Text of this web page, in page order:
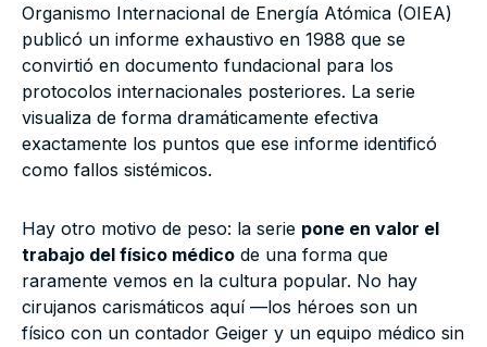
Organismo Internacional de Energía Atómica (OIEA)
publicó un informe exhaustivo en 1988 que se
convirtió en documento fundacional para los
protocolos internacionales posteriores. La serie
visualiza de forma dramáticamente efectiva
exactamente los puntos que ese informe identificó
como fallos sistémicos.
Hay otro motivo de peso: la serie pone en valor el
trabajo del físico médico de una forma que
raramente vemos en la cultura popular. No hay
cirujanos carismáticos aquí —los héroes son un
físico con un contador Geiger y un equipo médico sin